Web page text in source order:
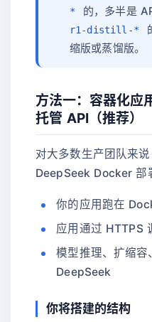
*
的，多半是
r1-distill-*
缩版或蒸馏版。
方法一：容器化应
托管 API（推荐）
对大多数生产团队来
DeepSeek Docker 部
你的应用跑在
应用通过 HTTPS
模型推理、扩缩容
DeepSeek
你将搭建的结构